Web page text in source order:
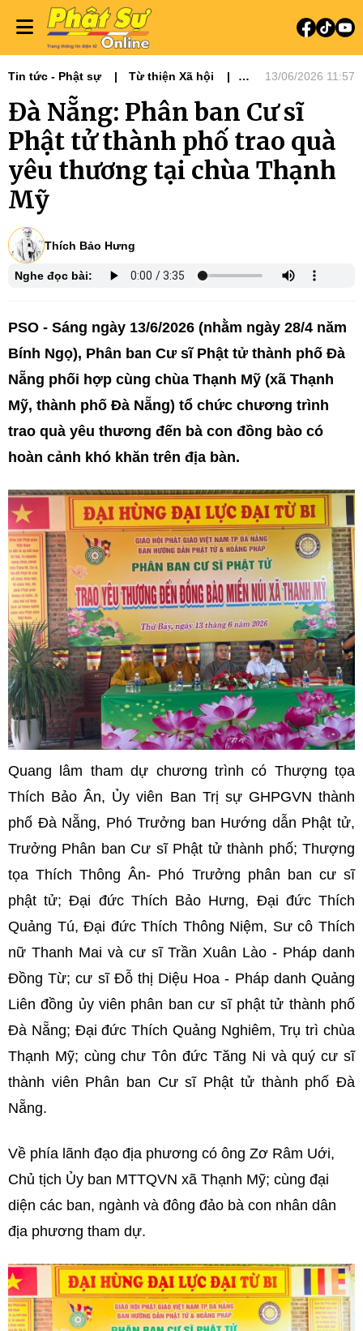
Tin tức - Phật sự
Từ thiện Xã hội
13/06/2026 11:57
Đà Nẵng: Phân ban Cư sĩ
Phật tử thành phố trao quà
yêu thương tại chùa Thạnh
Mỹ
Thích Bảo Hưng
Nghe đọc bài:
PSO - Sáng ngày 13/6/2026 (nhằm ngày 28/4 năm
Bính Ngọ), Phân ban Cư sĩ Phật tử thành phố Đà
Nẵng phối hợp cùng chùa Thạnh Mỹ (xã Thạnh
Mỹ, thành phố Đà Nẵng) tổ chức chương trình
trao quà yêu thương đến bà con đồng bào có
hoàn cảnh khó khăn trên địa bàn.
Quang lâm tham dự chương trình có Thượng tọa
Thích Bảo Ân, Ủy viên Ban Trị sự GHPGVN thành
phố Đà Nẵng, Phó Trưởng ban Hướng dẫn Phật tử,
Trưởng Phân ban Cư sĩ Phật tử thành phố; Thượng
tọa Thích Thông Ân- Phó Trưởng phân ban cư sĩ
phật tử; Đại đức Thích Bảo Hưng, Đại đức Thích
Quảng Tú, Đại đức Thích Thông Niệm, Sư cô Thích
nữ Thanh Mai và cư sĩ Trần Xuân Lào - Pháp danh
Đồng Từ; cư sĩ Đỗ thị Diệu Hoa - Pháp danh Quảng
Liên đồng ủy viên phân ban cư sĩ phật tử thành phố
Đà Nẵng; Đại đức Thích Quảng Nghiêm, Trụ trì chùa
Thạnh Mỹ; cùng chư Tôn đức Tăng Ni và quý cư sĩ
thành viên Phân ban Cư sĩ Phật tử thành phố Đà
Nẵng.
Về phía lãnh đạo địa phương có ông Zơ Râm Uới,
Chủ tịch Ủy ban MTTQVN xã Thạnh Mỹ; cùng đại
diện các ban, ngành và đông đảo bà con nhân dân
địa phương tham dự.